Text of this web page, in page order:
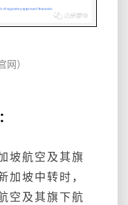
网）
坡航空及其旗
加坡中转时，
空及其旗下航